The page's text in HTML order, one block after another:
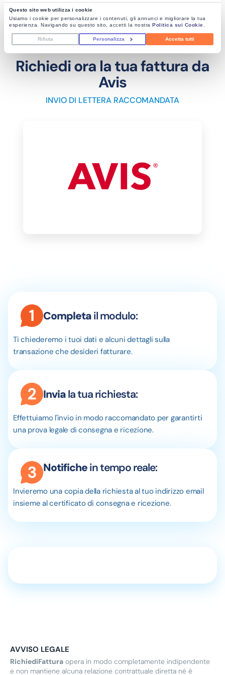
Questo sito web utilizza i cookie
Usiamo i cookie per personalizzare i contenuti, gli annunci e migliorare la tua
esperienza. Navigando su questo sito, accetti la nostra Politica sui Cookie
Accetta tutti
Personalizza
Rifiuta
Richiedi ora la tua fattura da
Avis
INVIO DI LETTERA RACCOMANDATA
Completail modulo:
Ti chiederemo i tuoi dati e alcuni dettagli sulla
transazione che desideri fatturare.
Inviala tua richiesta:
Effettuiamo l'invio in modo raccomandato per garantirti
una prova legale di consegna e ricezione.
Notifichein tempo reale:
Invieremo una copia della richiesta al tuo indirizzo email
insieme al certificato di consegna e ricezione.
AVVISO LEGALE
RichiediFattura opera in modo completamente indipendente
e non mantiene alcuna relazione contrattuale diretta né è